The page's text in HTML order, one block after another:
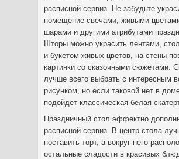
расписной сервиз. Не забудьте
помещение свечами, живыми
шарами и другими атрибутами
Шторы можно украсить лентами,
и букетом живых цветов, на стены
картинки со сказочными сюжетами.
лучше всего выбрать с интересным
рисунком, но если таковой нет в
подойдет классическая белая
Праздничный стол эффектно
расписной сервиз. В центр стола
поставить торт, а вокруг него
остальные сладости в красивых